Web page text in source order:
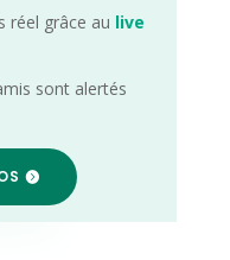
réel grâce au live
sont alertés